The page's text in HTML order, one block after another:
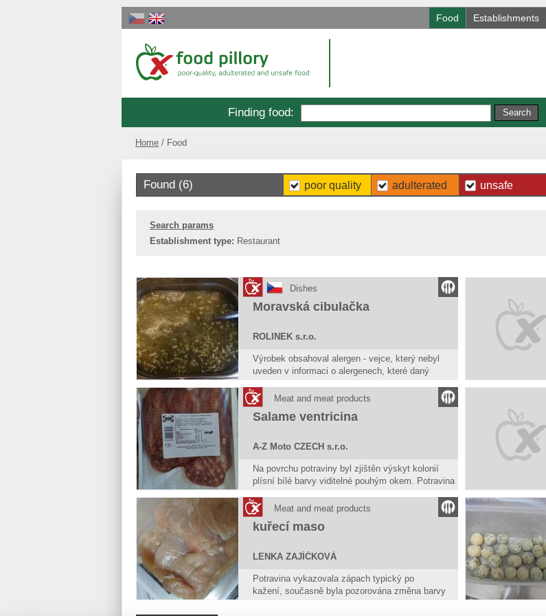
Food Establishments
Finding food:
Home Food
poor quality adulterated unsafe
Found (6)
Search params
Establishment type: Restaurant
Dishes
Moravská cibulačka
ROLINEK s.r.o.
Výrobek obsahoval alergen - vejce, který nebyl
uveden v informaci o alergenech, které daný
Meat and meat products
Salame ventricina
A-Z Moto CZECH s.r.o.
Na povrchu potraviny byl zjištěn výskyt kolonií
plísní bílé barvy viditelné pouhým okem. Potravina
kažení. Potravina měla prošlé datum minimální
trvanlivosti.
Meat and meat products
kuřecí maso
LENKA ZAJÍČKOVÁ
Potravina vykazovala zápach typický po
kažení, současně byla pozorována změna barvy